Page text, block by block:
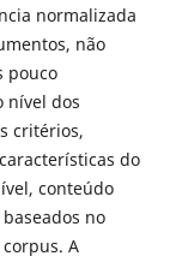
normalizada
não
pouco
nível dos
critérios,
do
conteúdo
no
A